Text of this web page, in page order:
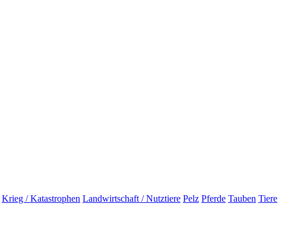
Krieg / Katastrophen Landwirtschaft / Nutztiere Pelz Pferde Tauben Tiere